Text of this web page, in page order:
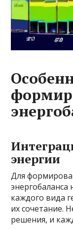
энергии
Для
каждого вида
их сочетание.
решения, и